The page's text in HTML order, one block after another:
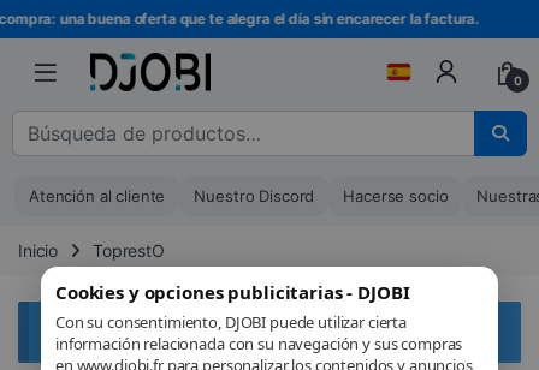
Cookies y opciones publicitarias - DJOBI
Con su consentimiento, DJOBI puede utilizar cierta
información relacionada con su navegación y sus compras
en www.djobi.fr para personalizar los contenidos y anuncios
Ir a la navegación
Ir al contenidouna buena oferta que te alegra el día sin encarecer la factura.
0
Buscar :
Atención al cliente Nuestro Discord Hacerse socio
Inicio ToprestO
Aucun produit ne correspond à votre sélection.